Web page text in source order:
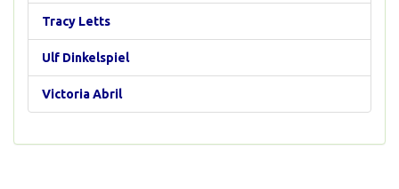
Tracy Letts
Ulf Dinkelspiel
Victoria Abril